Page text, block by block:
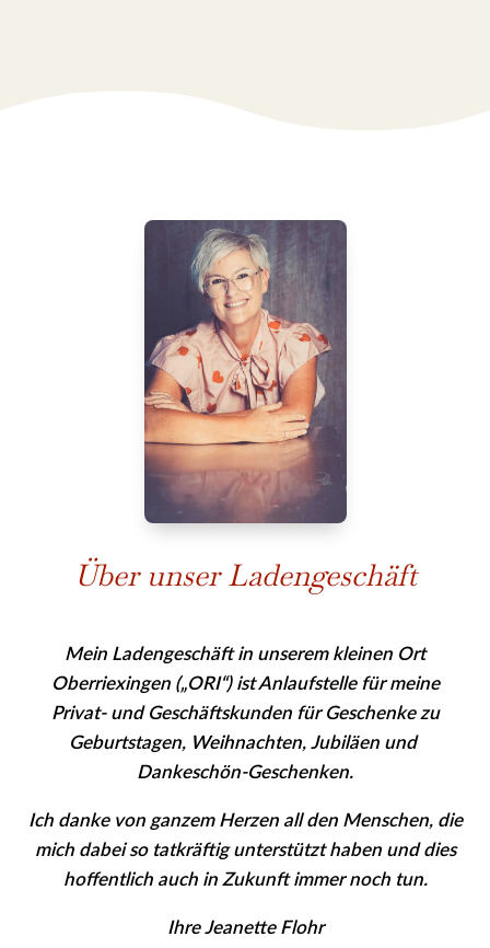
Über unser Ladengeschäft
Mein Ladengeschäft in unserem kleinen Ort
Oberriexingen („ORI“) ist Anlaufstelle für meine
Privat- und Geschäfts­kunden für Geschenke zu
Geburtstagen, Weihnachten, Jubiläen und
Dankeschön-Geschenken.
Ich danke von ganzem Herzen all den Menschen, die
mich dabei so tatkräftig unterstützt haben und dies
hoffentlich auch in Zukunft immer noch tun.
Ihre Jeanette Flohr